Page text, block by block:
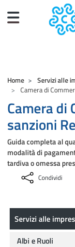
Home Servizi alle
Camera di
Camera di
sanzioni
Guida completa al
modalità di
tardiva o omessa
Condividi
Servizi alle
Servizi alle
Albi e Ruoli